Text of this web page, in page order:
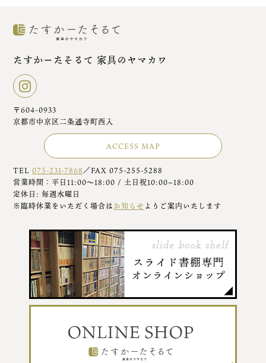
たすかーたそるて 家具のヤマカワ
〒604-0933
京都市中京区二条通寺町西入
ACCESS MAP
TEL075-231-7868／FAX 075-255-5288
営業時間：平日11:00～18:00 / 土日祝10:00~18:00
定休日: 毎週水曜日
※臨時休業をいただく場合はお知らせ よりご案内いたします